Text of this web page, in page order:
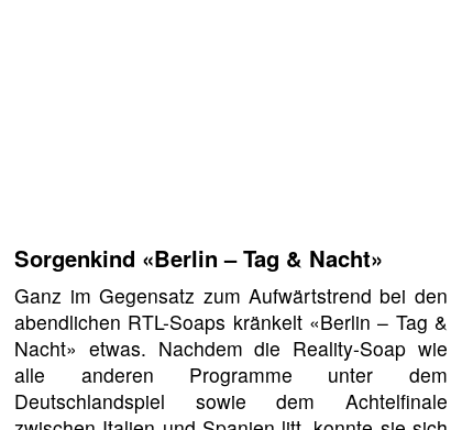
Sorgenkind «Berlin – Tag & Nacht»
Ganz im Gegensatz zum Aufwärtstrend bei den
abendlichen RTL-Soaps kränkelt «Berlin – Tag &
Nacht» etwas. Nachdem die Reality-Soap wie
alle anderen Programme unter dem
Deutschlandspiel sowie dem Achtelfinale